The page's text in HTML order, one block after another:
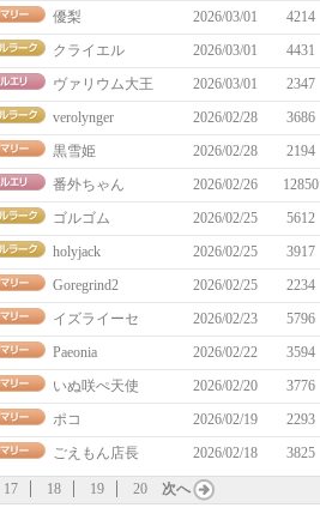
優梨 2026/03/01
4214
クライエル 2026/03/01
4431
ヴァリウム大王 2026/03/01
2347
verolynger 2026/02/28
3686
黒雪姫 2026/02/28
2194
番外ちゃん 2026/02/26
12850
ゴルゴム 2026/02/25
5612
holyjack 2026/02/25
3917
Goregrind2 2026/02/25
2234
イズライーセ 2026/02/23
5796
Paeonia 2026/02/22
3594
いぬ咲ぺ天使 2026/02/20
3776
ポコ 2026/02/19
2293
ごえもん店長 2026/02/18 3825
17 18 19 20 次へ